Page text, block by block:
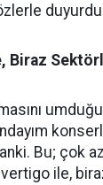
Biraz
Bu; çok
vertigo ile,